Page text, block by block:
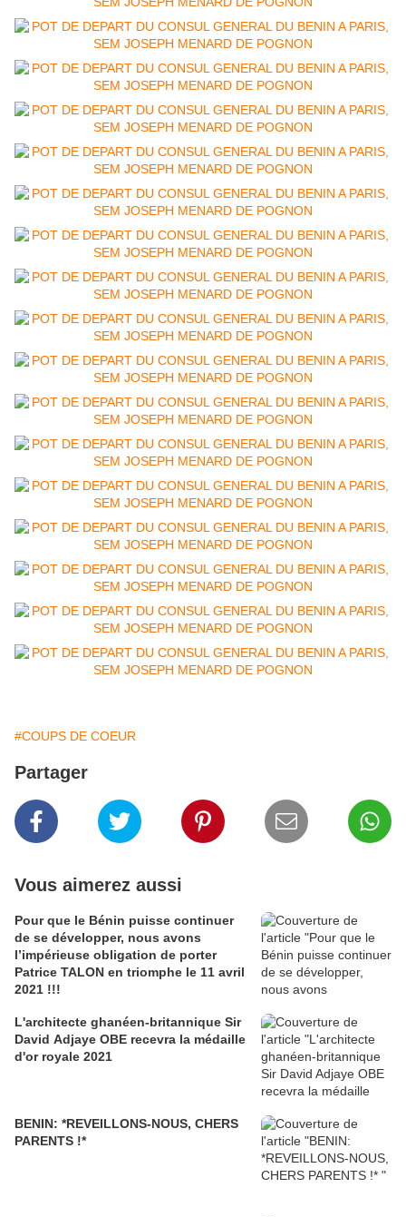
#COUPS DE COEUR
Partager
Vous aimerez aussi
Pour que le Bénin puisse continuer
de se développer, nous avons
l’impérieuse obligation de porter
Patrice TALON en triomphe le 11 avril
2021 !!!
L'architecte ghanéen-britannique Sir
David Adjaye OBE recevra la médaille
d'or royale 2021
BENIN: *REVEILLONS-NOUS, CHERS
PARENTS !*